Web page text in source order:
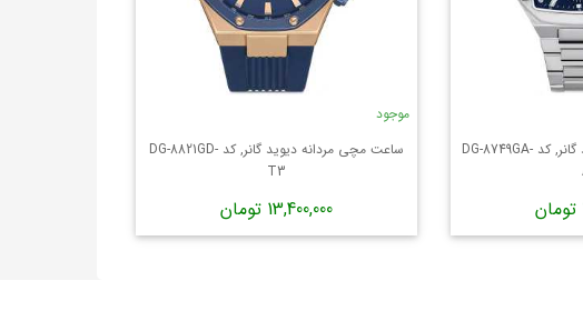
ساعت مچی مردانه دیوید گانر, کد DG-8749GA-
موجود
ساعت مچی مردانه دیوید گانر, کد DG-8821GD-
T3
13,400,000 تومان